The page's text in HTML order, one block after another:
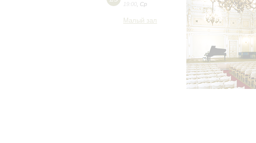
19:00 Ср
Малый зал